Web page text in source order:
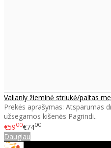
Valianly žieminė striukė/paltas
Prekės aprašymas: Atsparumas
užsegamos kišenės Pagrindi..
€5900€7400
Daugiau